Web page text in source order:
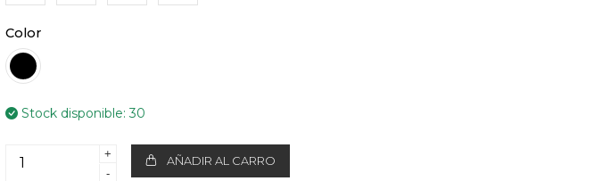
Color
Stock disponible:30
+
-
AÑADIR AL CARRO